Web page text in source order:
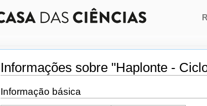
Informações sobre "Haplonte -
Ir para:navegação,pesquisa
Informação básica